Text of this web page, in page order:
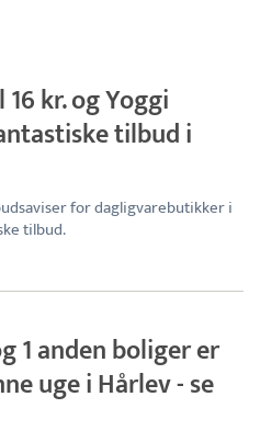
kr. og Yoggi
tilbud i
for dagligvarebutikker i
tilbud.
1 anden boliger er
uge i Hårlev - se